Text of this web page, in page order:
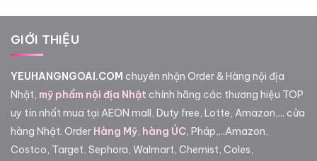
GIỚI THIỆU
YEUHANGNGOAI.COM chuyên nhận Order & Hàng nội địa
Nhật, mỹ phẩm nội địa Nhật chính hãng các thương hiệu TOP
uy tín nhất mua tại AEON mall, Duty free, Lotte, Amazon,... cửa
hàng Nhật. Order Hàng Mỹ, hàng ÚC, Pháp,...Amazon,
Costco, Target, Sephora, Walmart, Chemist, Coles,